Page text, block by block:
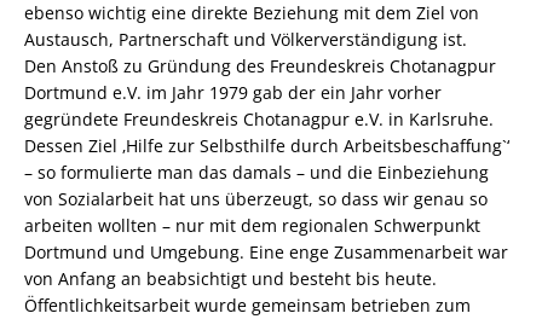
ebenso wichtig eine direkte Beziehung mit dem Ziel von
Austausch, Partnerschaft und Völkerverständigung ist.
Den Anstoß zu Gründung des Freundeskreis Chotanagpur
Dortmund e.V. im Jahr 1979 gab der ein Jahr vorher
gegründete Freundeskreis Chotanagpur e.V. in Karlsruhe.
Dessen Ziel ‚Hilfe zur Selbsthilfe durch Arbeitsbeschaffung`‘
– so formulierte man das damals – und die Einbeziehung
von Sozialarbeit hat uns überzeugt, so dass wir genau so
arbeiten wollten – nur mit dem regionalen Schwerpunkt
Dortmund und Umgebung. Eine enge Zusammenarbeit war
von Anfang an beabsichtigt und besteht bis heute.
Öffentlichkeitsarbeit wurde gemeinsam betrieben zum